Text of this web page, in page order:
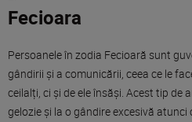
Fecioara
Persoanele în zodia Fecioară sunt
gândirii și a comunicării, ceea ce le
ceilalți, ci și de ele însăși. Acest tip
gelozie și la o gândire excesivă